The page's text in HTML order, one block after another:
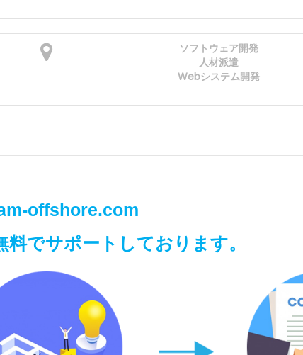
ソフトウェア開発
人材派遣
Webシステム開発
offshore.com
でサポートしております。